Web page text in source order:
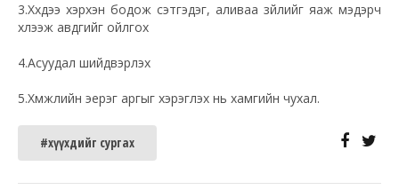
3.Хүүхдээ хэрхэн бодож сэтгэдэг, аливаа зүйлийг яаж мэдэрч
хүлээж авдгийг ойлгох
4.Асуудал шийдвэрлэх
5.Хүмүүжлийн эерэг аргыг хэрэглэх нь хамгийн чухал.
#хүүхдийг сургах